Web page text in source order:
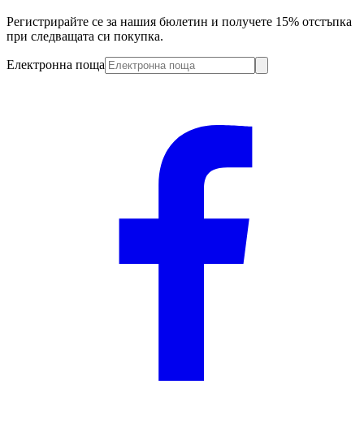
Регистрирайте се за нашия бюлетин и получете 15% отстъпка
при следващата си покупка.
Електронна поща